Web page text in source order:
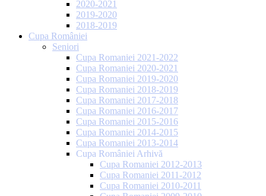
2020-2021
2019-2020
2018-2019
Cupa României
Seniori
Cupa Romaniei 2021-2022
Cupa Romaniei 2020-2021
Cupa Romaniei 2019-2020
Cupa Romaniei 2018-2019
Cupa Romaniei 2017-2018
Cupa Romaniei 2016-2017
Cupa Romaniei 2015-2016
Cupa Romaniei 2014-2015
Cupa Romaniei 2013-2014
Cupa României Arhivă
Cupa Romaniei 2012-2013
Cupa Romaniei 2011-2012
Cupa Romaniei 2010-2011